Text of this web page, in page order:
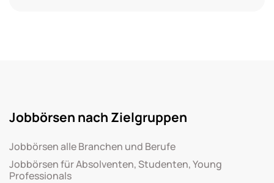
Jobbörsen nach Zielgruppen
Jobbörsen alle Branchen und Berufe
Jobbörsen für Absolventen, Studenten, Young
Professionals